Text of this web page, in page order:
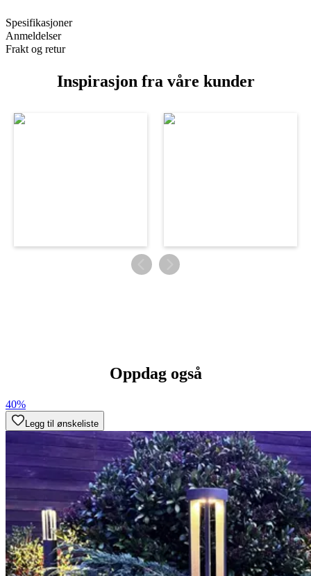
Spesifikasjoner
Anmeldelser
Frakt og retur
Inspirasjon fra våre kunder
Oppdag også
40%
Legg til ønskeliste